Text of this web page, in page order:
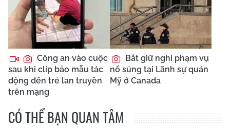
Công an vào cuộc
sau khi clip bảo mẫu tác
động đến trẻ lan truyền
trên mạng
Bắt giữ nghi phạm vụ
nổ súng tại Lãnh sự quán
Mỹ ở Canada
CÓ THỂ BẠN QUAN TÂM